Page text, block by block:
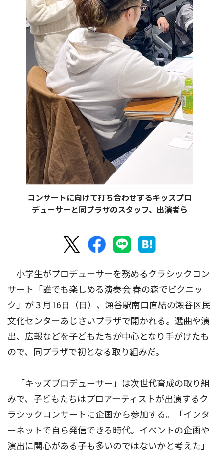
コンサートに向けて打ち合わせするキッズプロ
デューサーと同プラザのスタッフ、出演者ら
小学生がプロデューサーを務めるクラシックコン
サート「誰でも楽しめる演奏会 春の森でピクニッ
ク」が３月16日（日）、瀬谷駅南口直結の瀬谷区民
文化センターあじさいプラザで開かれる。選曲や演
出、広報などを子どもたちが中心となり手がけたも
ので、同プラザで初となる取り組みだ。
「キッズプロデューサー」は次世代育成の取り組
みで、子どもたちはプロアーティストが出演するク
ラシックコンサートに企画から参加する。「インタ
ーネットで自ら発信できる時代。イベントの企画や
演出に関心がある子も多いのではないかと考えた」